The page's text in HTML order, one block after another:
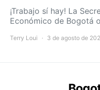
¡Trabajo sí hay! La
Económico de Bogotá
Terry Loui 3 de agosto de